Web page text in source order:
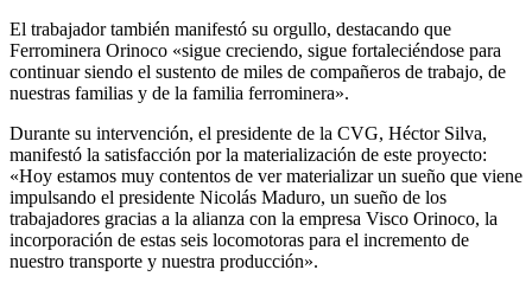
El trabajador también manifestó su orgullo, destacando que
Ferrominera Orinoco «sigue creciendo, sigue fortaleciéndose para
continuar siendo el sustento de miles de compañeros de trabajo, de
nuestras familias y de la familia ferrominera».
Durante su intervención, el presidente de la CVG, Héctor Silva,
manifestó la satisfacción por la materialización de este proyecto:
«Hoy estamos muy contentos de ver materializar un sueño que viene
impulsando el presidente Nicolás Maduro, un sueño de los
trabajadores gracias a la alianza con la empresa Visco Orinoco, la
incorporación de estas seis locomotoras para el incremento de
nuestro transporte y nuestra producción».